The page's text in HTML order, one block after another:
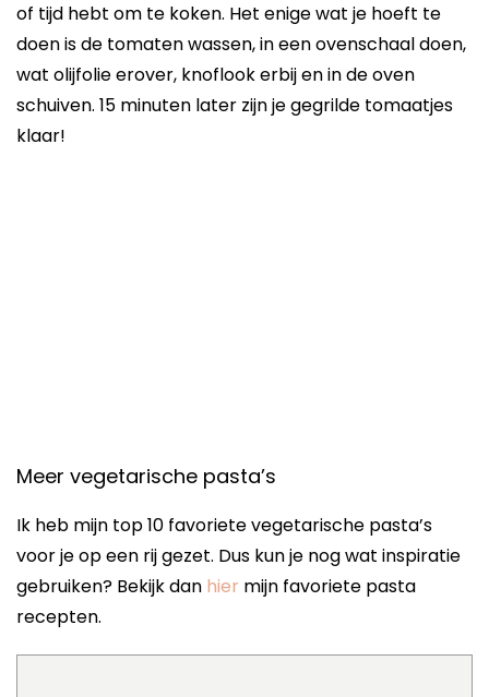
of tijd hebt om te koken. Het enige wat je hoeft te
doen is de tomaten wassen, in een ovenschaal doen,
wat olijfolie erover, knoflook erbij en in de oven
schuiven. 15 minuten later zijn je gegrilde tomaatjes
klaar!
Meer vegetarische pasta’s
Ik heb mijn top 10 favoriete vegetarische pasta’s
voor je op een rij gezet. Dus kun je nog wat inspiratie
gebruiken? Bekijk dan hier mijn favoriete pasta
recepten.